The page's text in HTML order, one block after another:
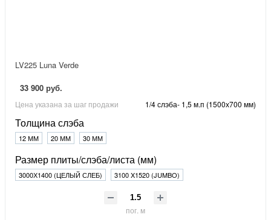
LV225 Luna Verde
33 900 руб.
Цена указана за шаг продажи 1/4 слэба- 1,5 м.п (1500х700 мм)
Толщина слэба
12 ММ 20 ММ 30 ММ
Размер плиты/слэба/листа (мм)
3000Х1400 (ЦЕЛЫЙ СЛЕБ) 3100 X1520 (JUMBO)
пог. м